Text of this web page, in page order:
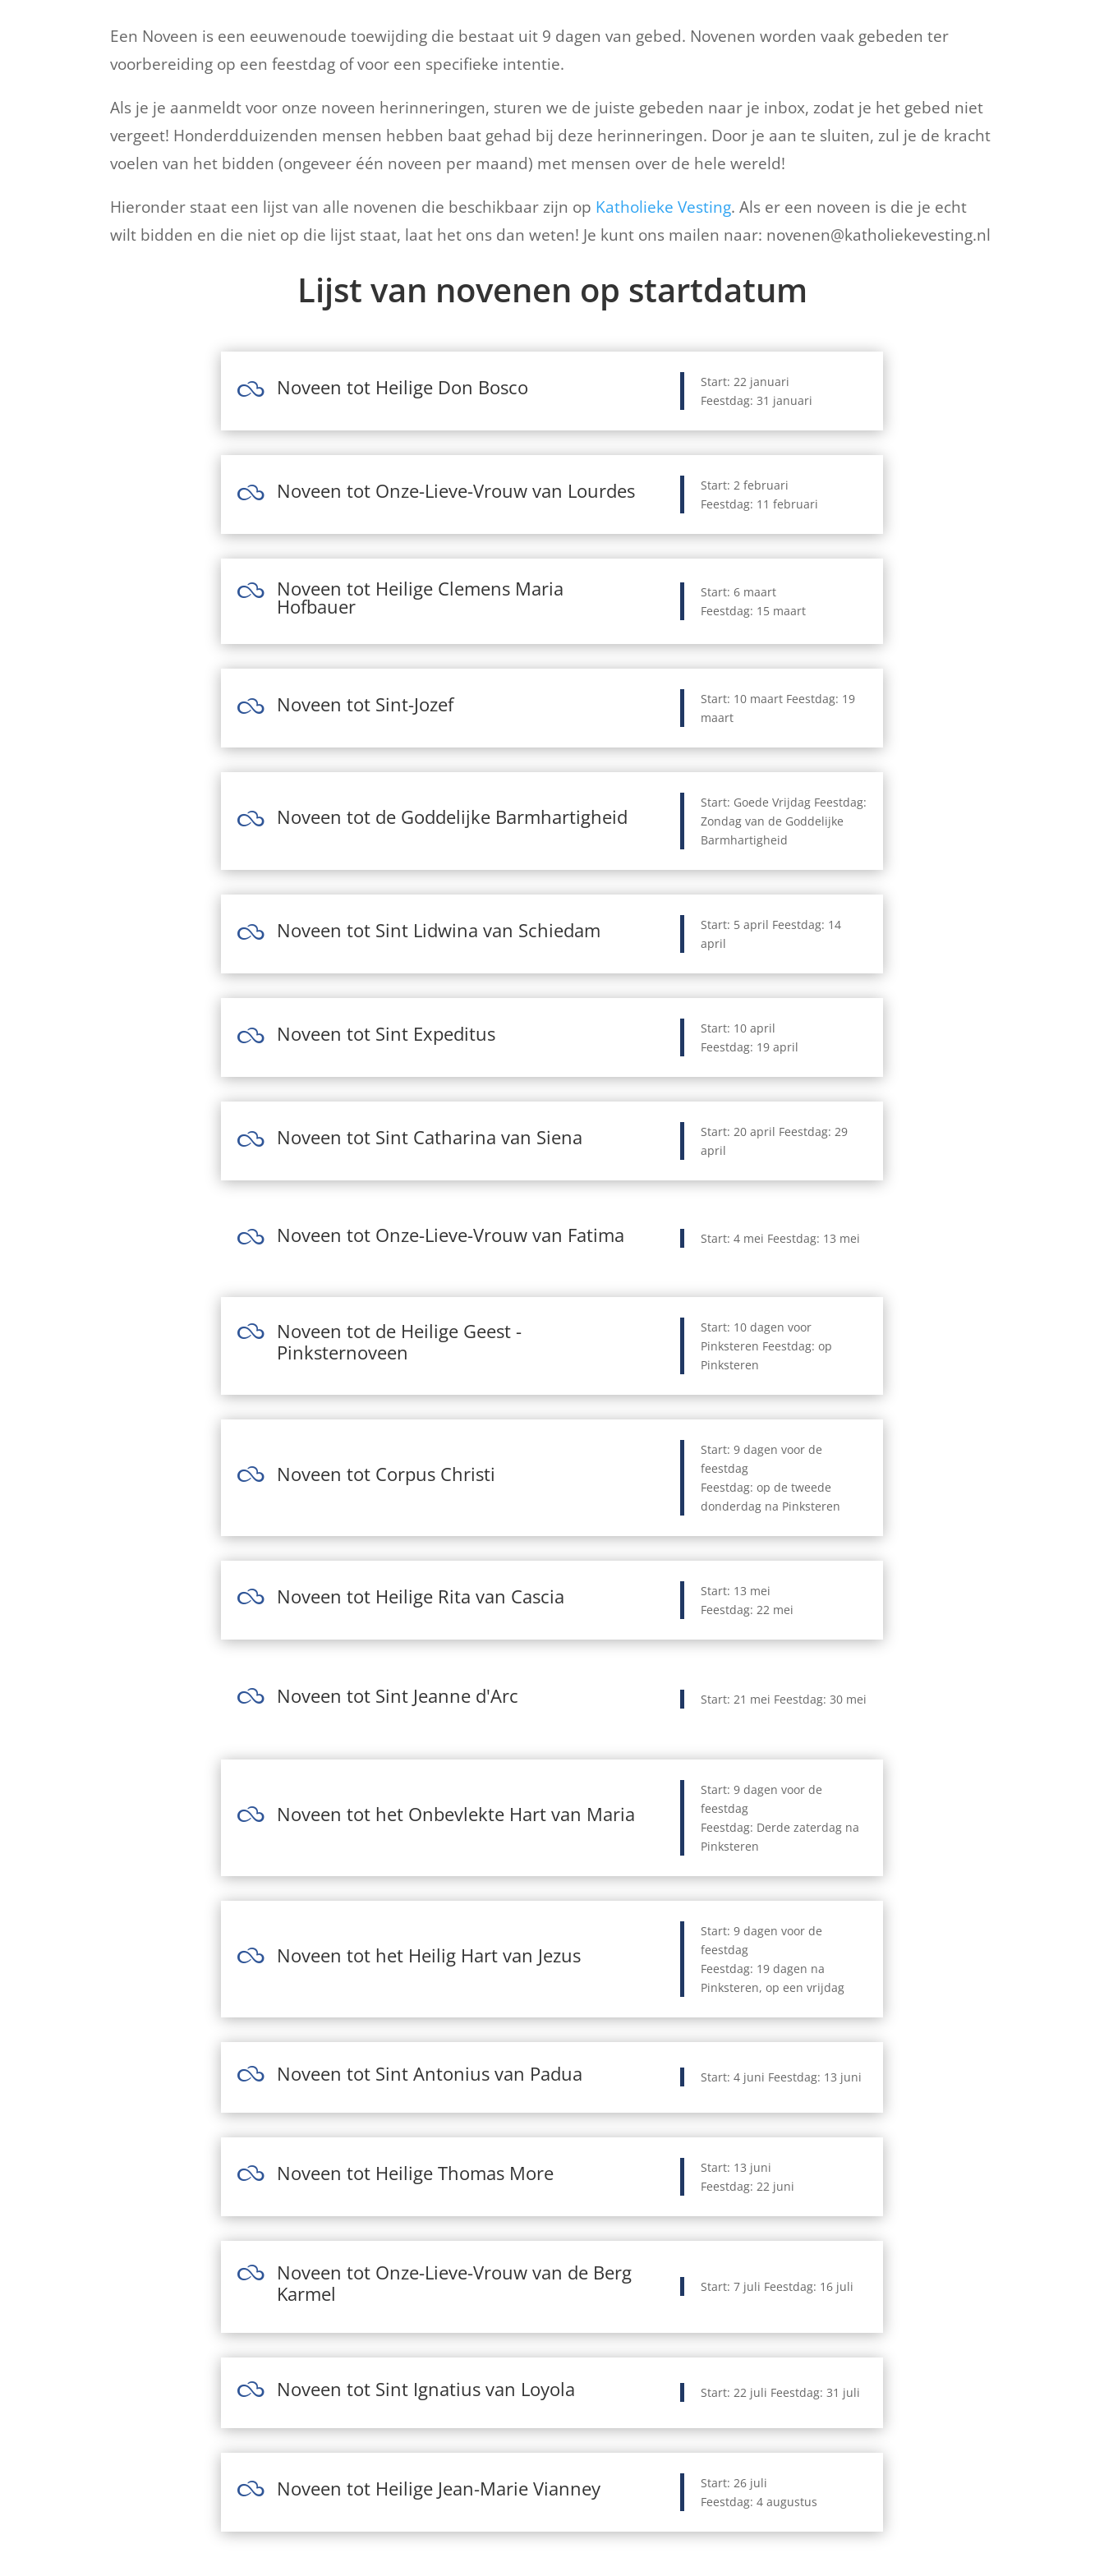
Een Noveen is een eeuwenoude toewijding die bestaat uit 9 dagen van gebed. Novenen worden vaak gebeden ter
voorbereiding op een feestdag of voor een specifieke intentie.
Als je je aanmeldt voor onze noveen herinneringen, sturen we de juiste gebeden naar je inbox, zodat je het gebed niet
vergeet! Honderdduizenden mensen hebben baat gehad bij deze herinneringen. Door je aan te sluiten, zul je de kracht
voelen van het bidden (ongeveer één noveen per maand) met mensen over de hele wereld!
Hieronder staat een lijst van alle novenen die beschikbaar zijn op Katholieke Vesting.Als er een noveen is die je echt
wilt bidden en die niet op die lijst staat, laat het ons dan weten! Je kunt ons mailen naar: novenen@katholiekevesting.nl
Lijst van novenen op startdatum
 Noveen tot Heilige Don Bosco
Start: 22 januari
Feestdag: 31 januari
 Noveen tot Onze-Lieve-Vrouw van Lourdes
Start: 2 februari
Feestdag: 11 februari
 Noveen tot Heilige Clemens Maria
Hofbauer
Start: 6 maart
Feestdag: 15 maart
 Noveen tot Sint-Jozef
Start: 10 maart Feestdag: 19
maart
 Noveen tot de Goddelijke Barmhartigheid
Start: Goede Vrijdag Feestdag:
Zondag van de Goddelijke
Barmhartigheid
 Noveen tot Sint Lidwina van Schiedam
Start: 5 april Feestdag: 14
april
 Noveen tot Sint Expeditus
Start: 10 april
Feestdag: 19 april
 Noveen tot Sint Catharina van Siena
Start: 20 april Feestdag: 29
april
 Noveen tot Onze-Lieve-Vrouw van Fatima Start: 4 mei Feestdag: 13 mei

Noveen tot de Heilige Geest -
Pinksternoveen
Start: 10 dagen voor
Pinksteren Feestdag: op
Pinksteren
 Noveen tot Corpus Christi
Start: 9 dagen voor de
feestdag
Feestdag: op de tweede
donderdag na Pinksteren
 Noveen tot Heilige Rita van Cascia
Start: 13 mei
Feestdag: 22 mei
 Noveen tot Sint Jeanne d'Arc Start: 21 mei Feestdag: 30 mei
 Noveen tot het Onbevlekte Hart van Maria
Start: 9 dagen voor de
feestdag
Feestdag: Derde zaterdag na
Pinksteren
 Noveen tot het Heilig Hart van Jezus
Start: 9 dagen voor de
feestdag
Feestdag: 19 dagen na
Pinksteren, op een vrijdag
 Noveen tot Sint Antonius van Padua Start: 4 juni Feestdag: 13 juni
 Noveen tot Heilige Thomas More
Start: 13 juni
Feestdag: 22 juni

Noveen tot Onze-Lieve-Vrouw van de Berg
Karmel
Start: 7 juli Feestdag: 16 juli
 Noveen tot Sint Ignatius van Loyola Start: 22 juli Feestdag: 31 juli
 Noveen tot Heilige Jean-Marie Vianney
Start: 26 juli
Feestdag: 4 augustus